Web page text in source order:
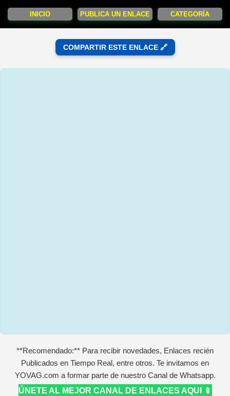
INICIO PUBLICA UN ENLACE CATEGORÍA
COMPARTIR ESTE ENLACE 🔗
**Recomendado:** Para recibir novedades, Enlaces recién
Publicados en Tiempo Real, entre otros. Te invitamos en
YOVAG.com a formar parte de nuestro Canal de Whatsapp.
ÚNETE AL MEJOR CANAL DE ENLACES AQUI 📱